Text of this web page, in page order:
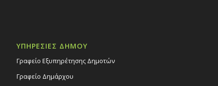
ΥΠΗΡΕΣΙΕΣ ΔΗΜΟΥ
Γραφείο Εξυπηρέτησης Δημοτών
Γραφείο Δημάρχου